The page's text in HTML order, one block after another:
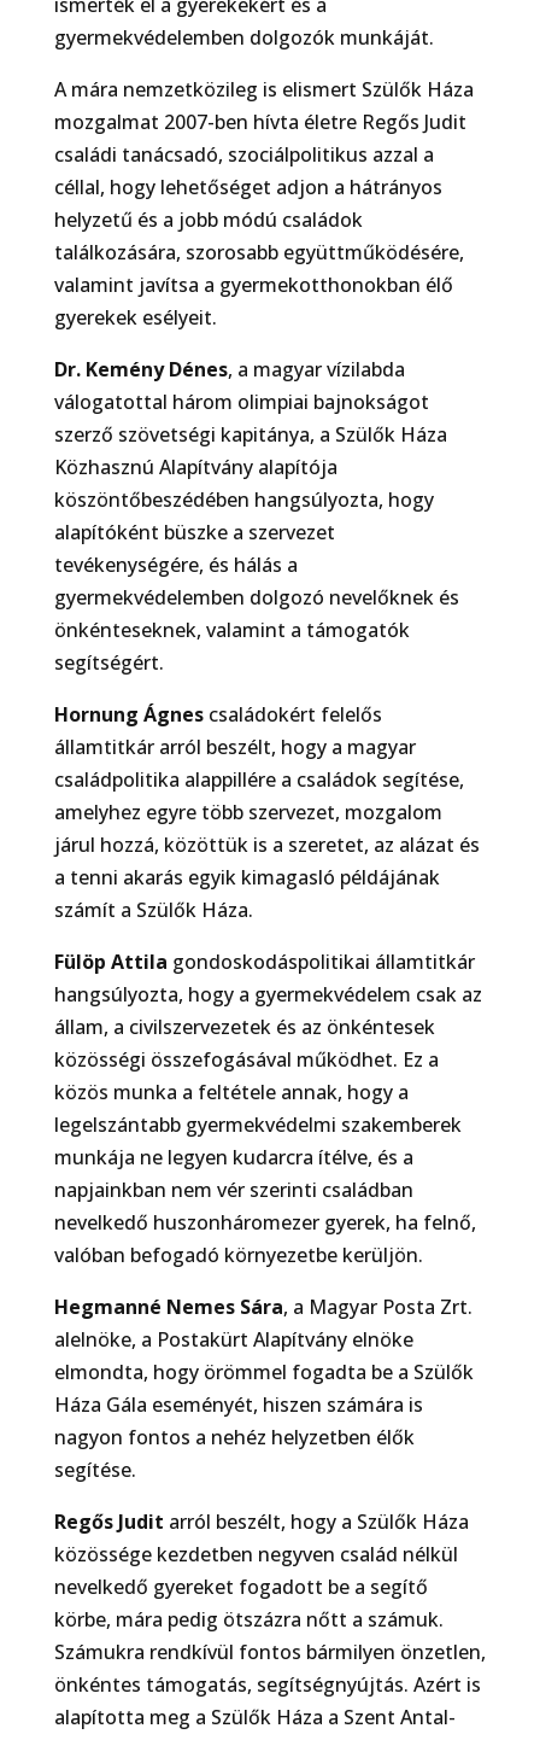
gyermekvédelemben dolgozók munkáját.
A mára nemzetközileg is elismert Szülők Háza
mozgalmat 2007-ben hívta életre Regős Judit
családi tanácsadó, szociálpolitikus azzal a
céllal, hogy lehetőséget adjon a hátrányos
helyzetű és a jobb módú családok
találkozására, szorosabb együttműködésére,
valamint javítsa a gyermekotthonokban élő
gyerekek esélyeit.
Dr. Kemény Dénes, a magyar vízilabda
válogatottal három olimpiai bajnokságot
szerző szövetségi kapitánya, a Szülők Háza
Közhasznú Alapítvány alapítója
köszöntőbeszédében hangsúlyozta, hogy
alapítóként büszke a szervezet
tevékenységére, és hálás a
gyermekvédelemben dolgozó nevelőknek és
önkénteseknek, valamint a támogatók
segítségért.
Hornung Ágnescsaládokért felelős
államtitkár arról beszélt, hogy a magyar
családpolitika alappillére a családok segítése,
amelyhez egyre több szervezet, mozgalom
járul hozzá, közöttük is a szeretet, az alázat és
a tenni akarás egyik kimagasló példájának
számít a Szülők Háza.
Fülöp Attila gondoskodáspolitikai államtitkár
hangsúlyozta, hogy a gyermekvédelem csak az
állam, a civilszervezetek és az önkéntesek
közösségi összefogásával működhet. Ez a
közös munka a feltétele annak, hogy a
legelszántabb gyermekvédelmi szakemberek
munkája ne legyen kudarcra ítélve, és a
napjainkban nem vér szerinti családban
nevelkedő huszonháromezer gyerek, ha felnő,
valóban befogadó környezetbe kerüljön.
Hegmanné Nemes Sára, a Magyar Posta Zrt.
alelnöke, a Postakürt Alapítvány elnöke
elmondta, hogy örömmel fogadta be a Szülők
Háza Gála eseményét, hiszen számára is
nagyon fontos a nehéz helyzetben élők
segítése.
Regős Judit arról beszélt, hogy a Szülők Háza
közössége kezdetben negyven család nélkül
nevelkedő gyereket fogadott be a segítő
körbe, mára pedig ötszázra nőtt a számuk.
Számukra rendkívül fontos bármilyen önzetlen,
önkéntes támogatás, segítségnyújtás. Azért is
alapította meg a Szülők Háza a Szent Antal-